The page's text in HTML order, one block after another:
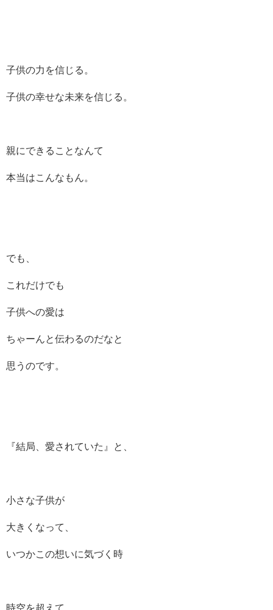
子供の力を信じる。
子供の幸せな未来を信じる。
親にできることなんて
本当はこんなもん。
でも、
これだけでも
子供への愛は
ちゃーんと伝わるのだなと
思うのです。
『結局、愛されていた』と、
小さな子供が
大きくなって、
いつかこの想いに気づく時